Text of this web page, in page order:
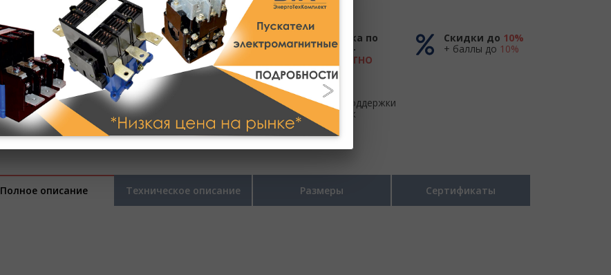
Доставка по
России -
БЕСПЛАТНО
до ТК
Скидки до 10%
+ баллы до 10%
Центр поддержки
и продаж
Полное описание Техническое описание Размеры Сертификаты